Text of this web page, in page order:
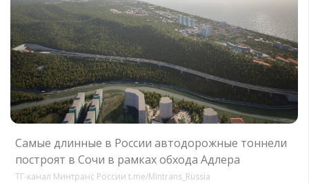
Самые длинные в России автодорожные тоннели
построят в Сочи в рамках обхода Адлера
ТГ-канал Минтранс России t.me/Mintrans_Russia